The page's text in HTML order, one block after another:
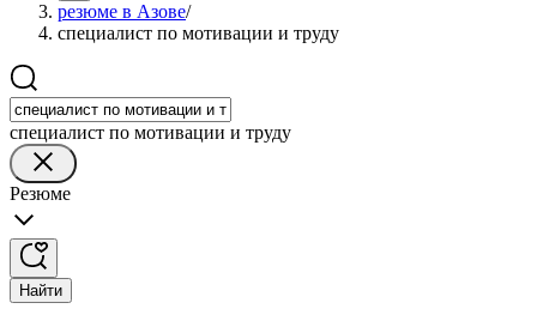
резюме в Азове/
специалист по мотивации и труду
специалист по мотивации и труду
Резюме
Найти